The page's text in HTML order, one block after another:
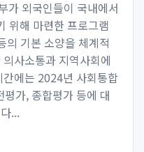
가 외국인들이 국내에서
위해 마련한 프로그램
의 기본 소양을 체계적
사소통과 지역사회에
에는 2024년 사회통합
가, 종합평가 등에 대
...